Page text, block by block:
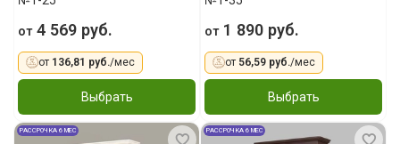
от4 569 руб.
от 136,81 руб./мес
Выбрать
от1 890 руб.
от 56,59 руб./мес
Выбрать
РАССРОЧКА 6 МЕС РАССРОЧКА 6 МЕС